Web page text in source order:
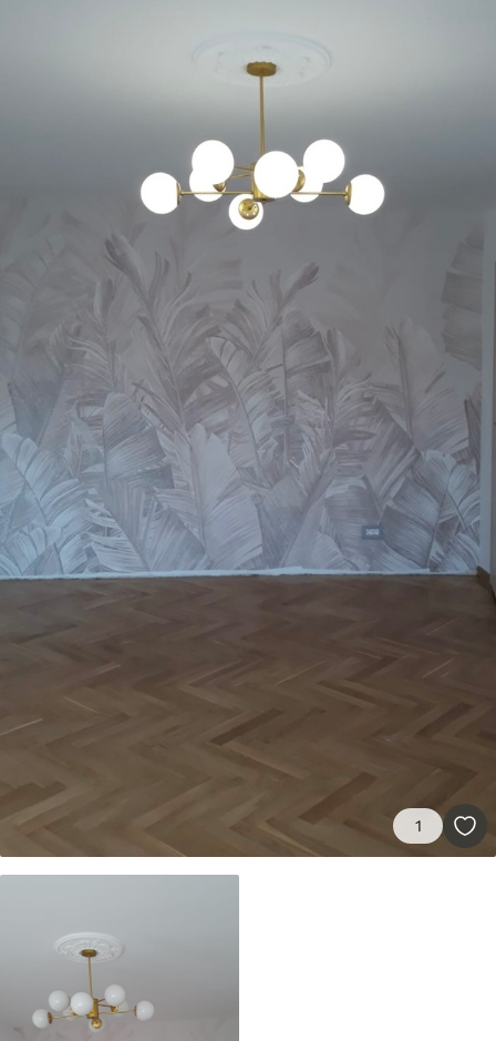
rengøres med vand.
Tilgængelige materialer
Standard
.50
Premium
/m²
Premium vinyl
516 .67310 kr/m²
Peel and Stick
666 .67400 .00
1